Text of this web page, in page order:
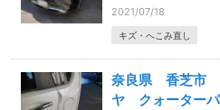
2021/07/18
キズ・へこみ直し
奈良県 香芝市
ヤ クォーター